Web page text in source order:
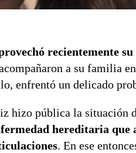
recientemente
a su familia
enfrentó un delicado
hizo pública la situación
hereditaria que
. En ese